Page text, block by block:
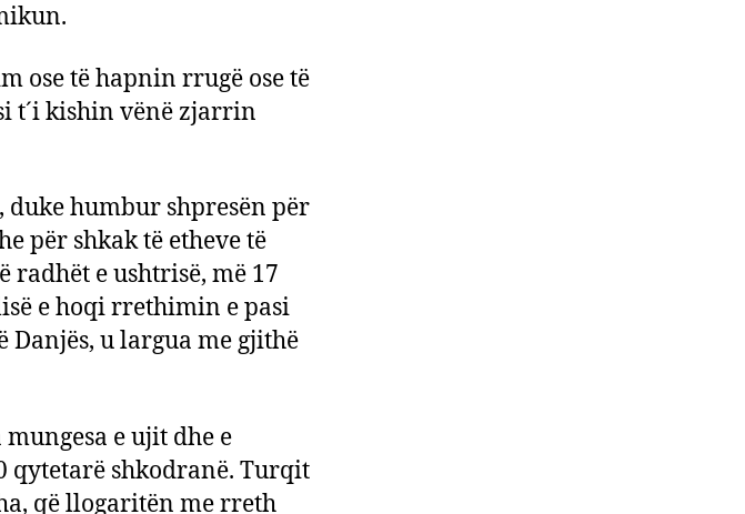
ose të hapnin rrugë ose të
t´i kishin vënë zjarrin
duke humbur shpresën për
për shkak të etheve të
e ushtrisë, më 17
e hoqi rrethimin e pasi
u largua me gjithë
e ujit dhe e
qytetarë shkodranë. Turqit
që llogaritën me rreth